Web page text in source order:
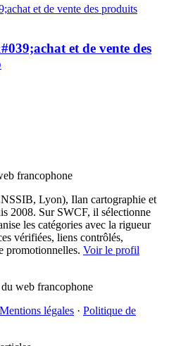
et de vente des
francophone
Lyon), Ilan cartographie et
2008. Sur SWCF, il sélectionne
les catégories avec la rigueur
vérifiées, liens contrôlés,
promotionnelles. Voir le profil
web francophone
Mentions légales · Politique de